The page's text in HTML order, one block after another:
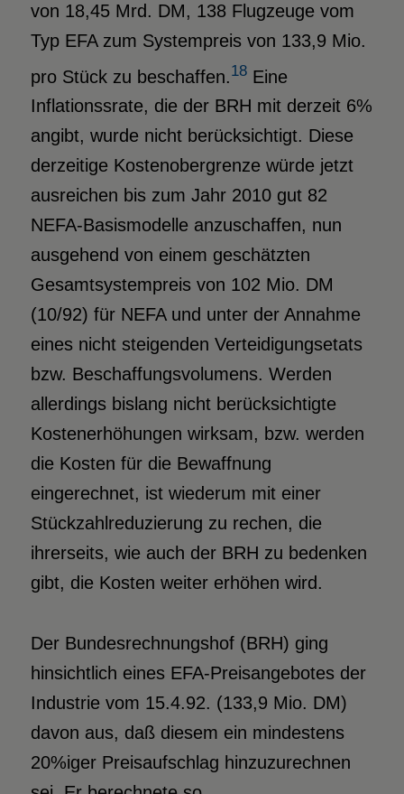
von 18,45 Mrd. DM, 138 Flugzeuge vom
Typ EFA zum Systempreis von 133,9 Mio.
pro Stück zu beschaffen. 18Eine
Inflationssrate, die der BRH mit derzeit 6%
angibt, wurde nicht berücksichtigt. Diese
derzeitige Kostenobergrenze würde jetzt
ausreichen bis zum Jahr 2010 gut 82
NEFA-Basismodelle anzuschaffen, nun
ausgehend von einem geschätzten
Gesamtsystempreis von 102 Mio. DM
(10/92) für NEFA und unter der Annahme
eines nicht steigenden Verteidigungsetats
bzw. Beschaffungsvolumens. Werden
allerdings bislang nicht berücksichtigte
Kostenerhöhungen wirksam, bzw. werden
die Kosten für die Bewaffnung
eingerechnet, ist wiederum mit einer
Stückzahlreduzierung zu rechen, die
ihrerseits, wie auch der BRH zu bedenken
gibt, die Kosten weiter erhöhen wird.
Der Bundesrechnungshof (BRH) ging
hinsichtlich eines EFA-Preisangebotes der
Industrie vom 15.4.92. (133,9 Mio. DM)
davon aus, daß diesem ein mindestens
20%iger Preisaufschlag hinzuzurechnen